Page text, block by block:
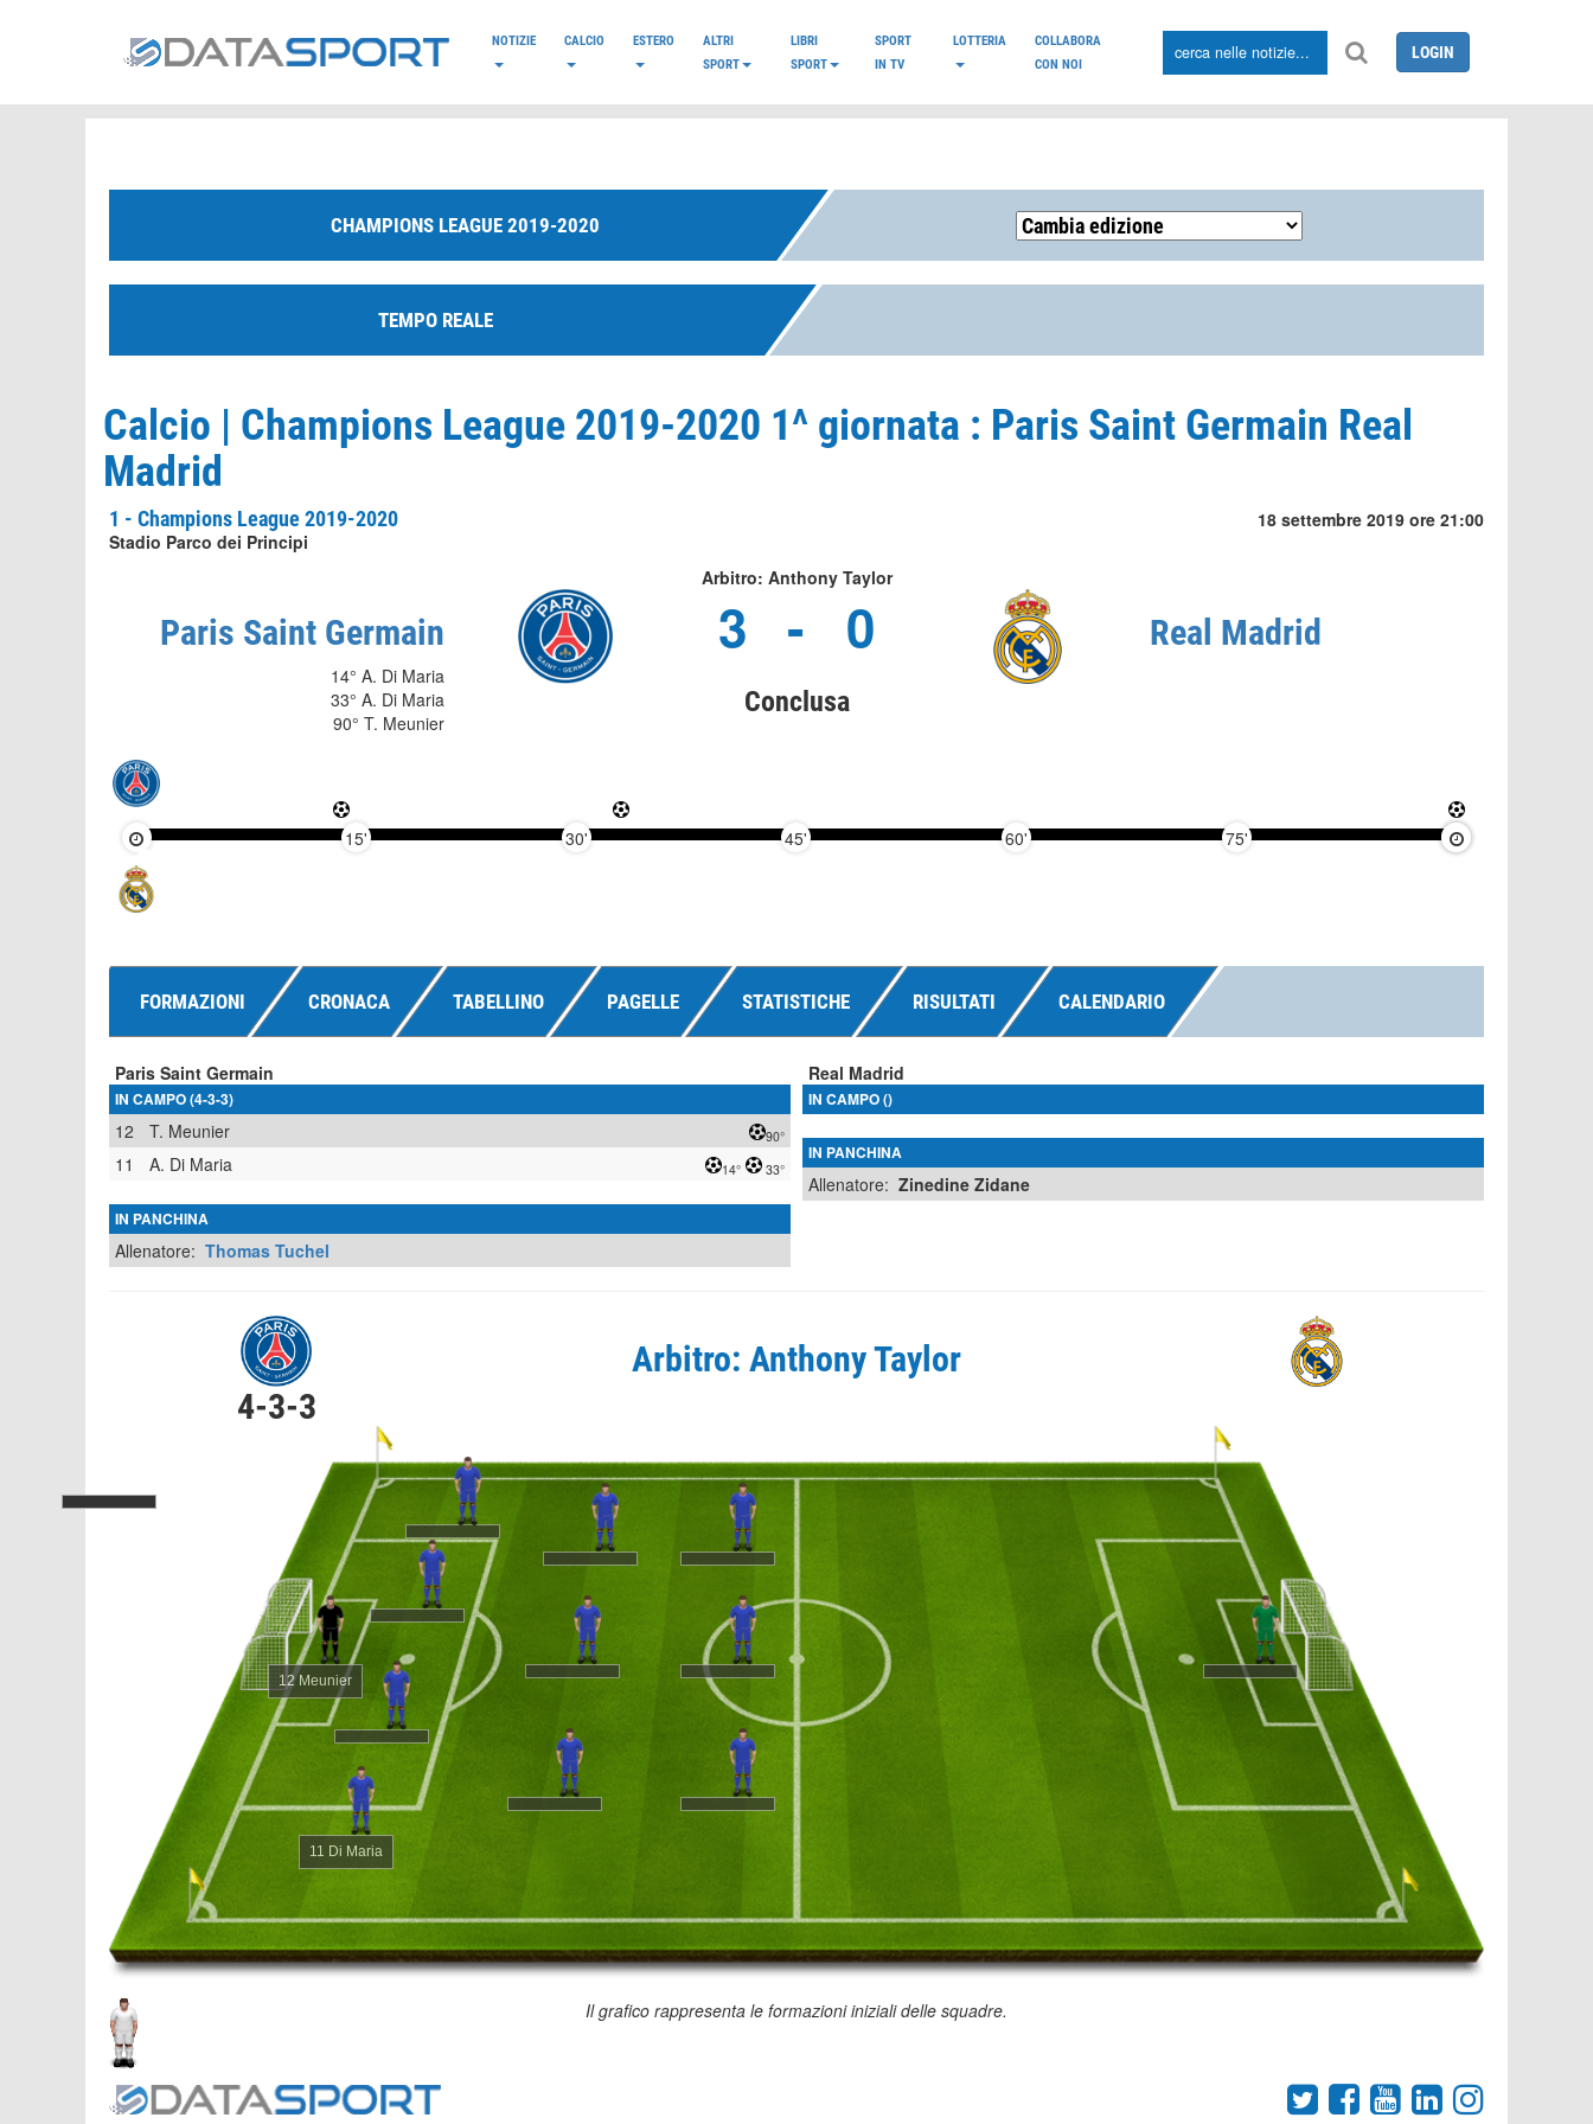
NOTIZIE CALCIO ESTERO
ALTRI
SPORT
LIBRI
SPORT
SPORT
IN TV
LOTTERIA
COLLABORA
CON NOI
LOGIN
CHAMPIONS LEAGUE 2019-2020
TEMPO REALE
Calcio | Champions League 2019-2020 1^ giornata : Paris Saint Germain Real
Madrid
1 - Champions League 2019-2020
Stadio Parco dei Principi
18 settembre 2019 ore 21:00
Arbitro: Anthony Taylor
Paris Saint Germain
14° A. Di Maria
33° A. Di Maria
90° T. Meunier
3 - 0
Conclusa
Real Madrid
15' 30' 45' 60' 75' 90'
FORMAZIONI CRONACA TABELLINO PAGELLE STATISTICHE RISULTATI CALENDARIO
Paris Saint Germain
IN CAMPO (4-3-3)
12 T. Meunier 90°
11 A. Di Maria 14° 33°
IN PANCHINA
Allenatore: Thomas Tuchel
Real Madrid
IN CAMPO ()
IN PANCHINA
Allenatore: Zinedine Zidane
4-3-3
Arbitro: Anthony Taylor
12 Meunier
11 Di Maria
Il grafico rappresenta le formazioni iniziali delle squadre.